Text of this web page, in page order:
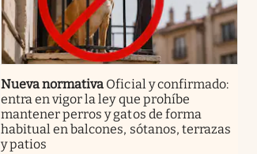
Nueva normativa Oficial y confirmado:
entra en vigor la ley que prohíbe
mantener perros y gatos de forma
habitual en balcones, sótanos, terrazas
y patios